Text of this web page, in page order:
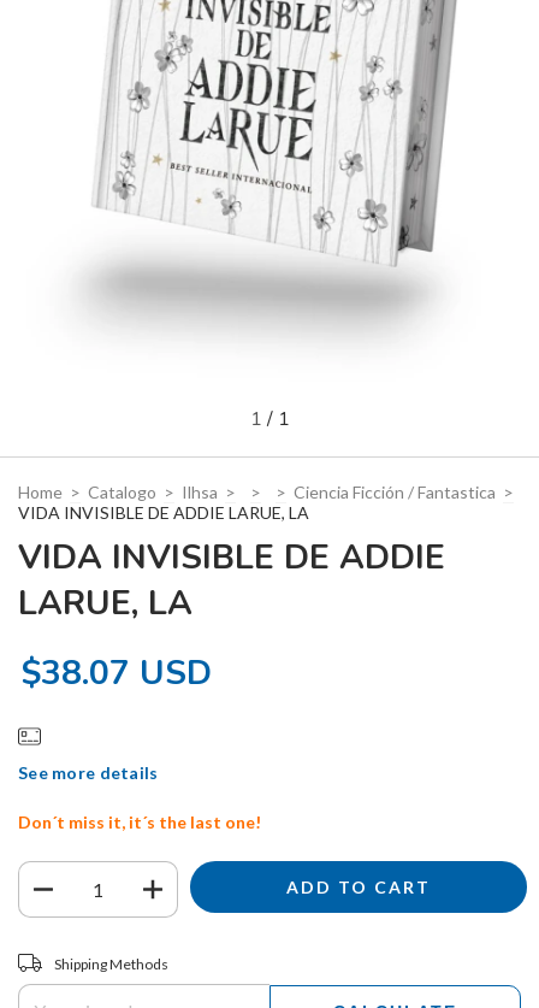
1 / 1
Home > Catalogo > Ilhsa > > > Ciencia Ficción / Fantastica >
VIDA INVISIBLE DE ADDIE LARUE, LA
VIDA INVISIBLE DE ADDIE
LARUE, LA
$38.07 USD
See more details
Don´t miss it, it´s the last one!
Shipping for zipcode:
Shipping Methods